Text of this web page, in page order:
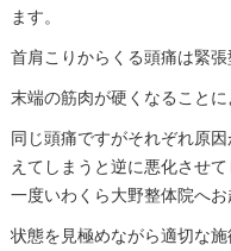
ます。
首肩こりからくる頭痛は緊張
末端の筋肉が硬くなること
同じ頭痛ですがそれぞれ原
えてしまうと逆に悪化させ
一度いわくら大野整体院へお
状態を見極めながら適切な